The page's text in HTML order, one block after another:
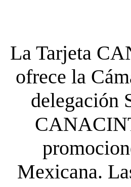
La Tarjeta
ofrece la
delegación
Mexicana.